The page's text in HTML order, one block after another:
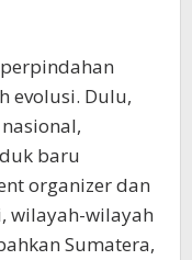
evolusi. Dulu,
baru
organizer dan
wilayah-wilayah
Sumatera,